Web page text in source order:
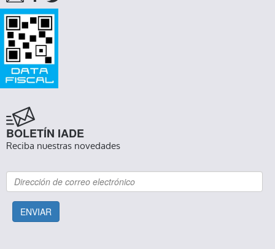
BOLETÍN IADE
Reciba nuestras novedades
ENVIAR